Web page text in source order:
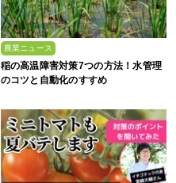
農業ニュース
稲の高温障害対策7つの方法！水管理
のコツと自動化のすすめ